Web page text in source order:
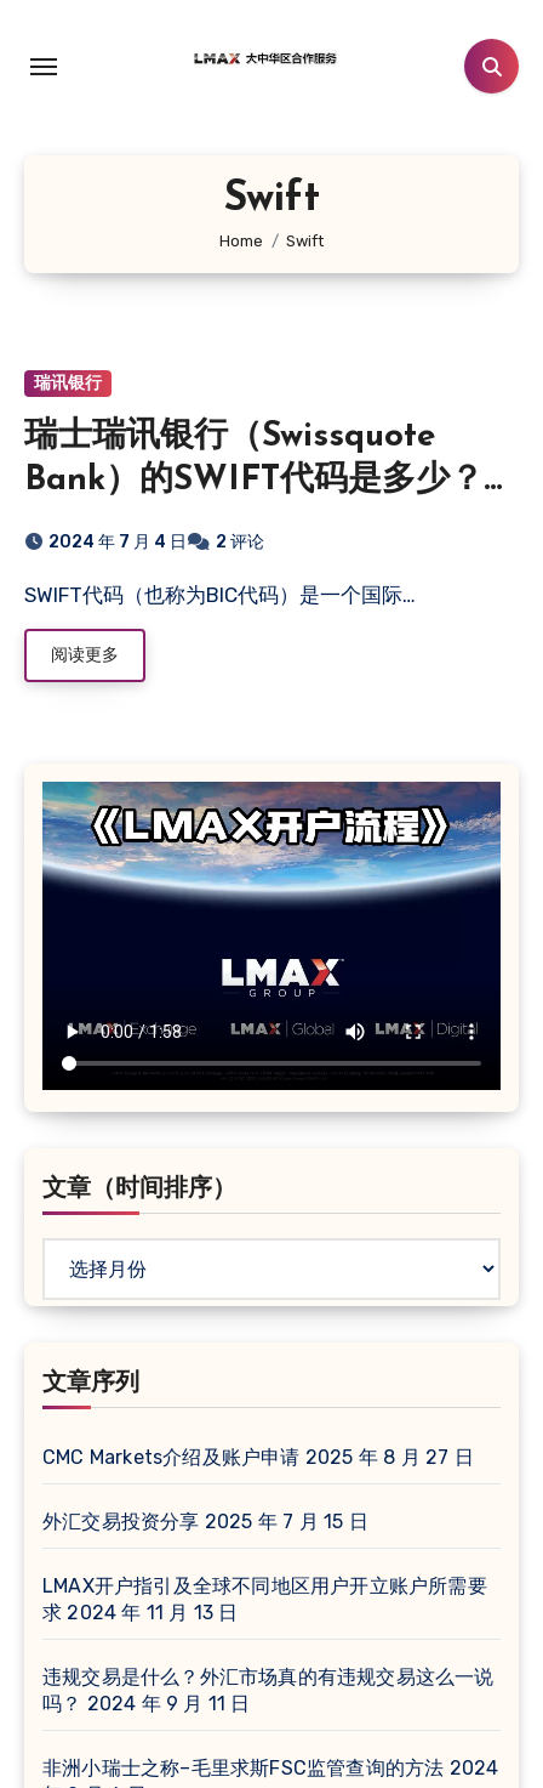
Swift
Home Swift
瑞讯银行
瑞士瑞讯银行（Swissquote
Bank）的SWIFT代码是多少？这
个SWIFT代码的具体含义是什
2024 年 7 月 4 日 2 评论
SWIFT代码（也称为BIC代码）是一个国际…
阅读更多
文章（时间排序）
（时
排
文章序列
CMC Markets介绍及账户申请 2025 年 8 月 27 日
外汇交易投资分享 2025 年 7 月 15 日
LMAX开户指引及全球不同地区用户开立账户所需要
求 2024 年 11 月 13 日
违规交易是什么？外汇市场真的有违规交易这么一说
吗？ 2024 年 9 月 11 日
非洲小瑞士之称–毛里求斯FSC监管查询的方法 2024